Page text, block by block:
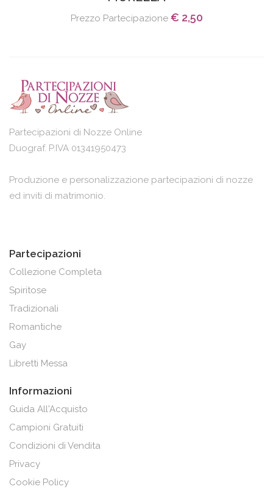
Prezzo Partecipazione € 2,50
Partecipazioni di Nozze Online
Duograf. P.IVA 01341950473
Produzione e personalizzazione partecipazioni di nozze
ed inviti di matrimonio.
Partecipazioni
Collezione Completa
Spiritose
Tradizionali
Romantiche
Gay
Libretti Messa
Informazioni
Guida All'Acquisto
Campioni Gratuiti
Condizioni di Vendita
Privacy
Cookie Policy